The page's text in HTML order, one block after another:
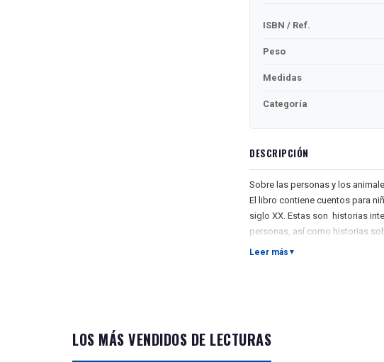
ISBN / Ref.
Peso
Medidas
Categoría
DESCRIPCIÓN
Sobre las personas y los
El libro contiene cuentos para
siglo XX. Estas son historias
personas, así como historias
proporcionan con los ejercicios
ХХ века Б.С. Житкова. Это
Leer más ▼
LOS MÁS VENDIDOS DE LECTURAS